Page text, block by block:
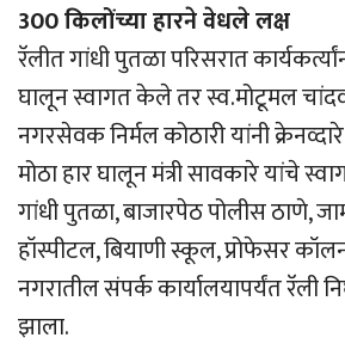
300 किलोंच्या हारने वेधले लक्ष
रॅलीत गांधी पुतळा परिसरात
घालून स्वागत केले तर स्व.मोटूमल
नगरसेवक निर्मल कोठारी यांनी
मोठा हार घालून मंत्री सावकारे यांचे
गांधी पुतळा, बाजारपेठ पोलीस ठाणे,
हॉस्पीटल, बियाणी स्कूल, प्रोफेसर
नगरातील संपर्क कार्यालयापर्यंत रॅली
झाला.